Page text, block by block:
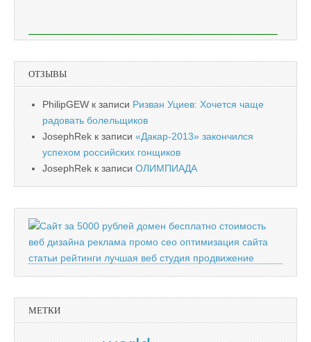
ОТЗЫВЫ
PhilipGEW к записи Ризван Уциев: Хочется чаще
радовать болельщиков
JosephRek к записи «Дакар-2013» закончился
успехом российских гонщиков
JosephRek к записи ОЛИМПИАДА
МЕТКИ